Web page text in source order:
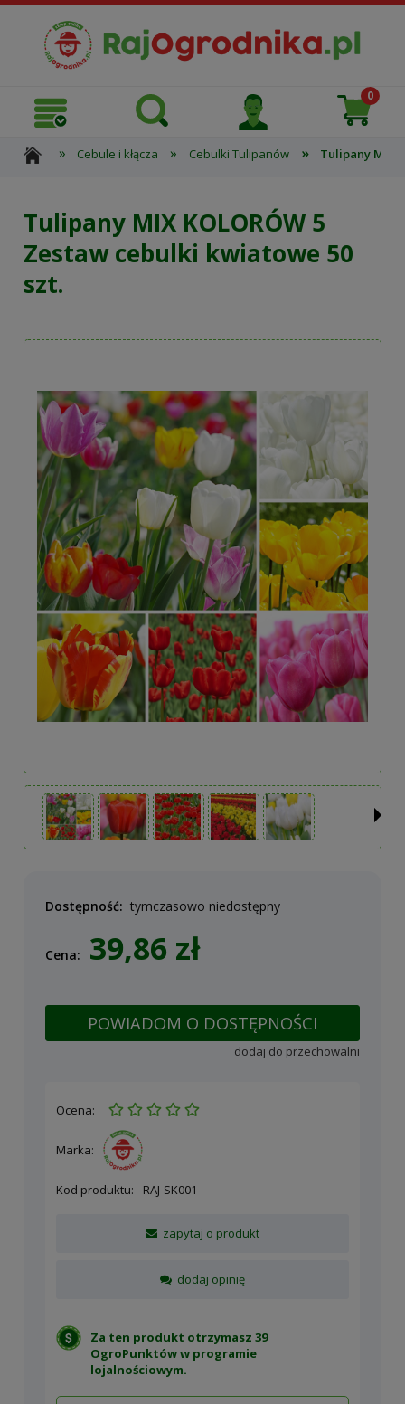
» Cebule i kłącza » Cebulki Tulipanów » Tulipany MIX
Tulipany MIX KOLORÓW 5
Zestaw cebulki kwiatowe 50
szt.
Dostępność: tymczasowo niedostępny
Cena: 39,86 zł
POWIADOM O DOSTĘPNOŚCI
dodaj do przechowalni
Ocena:
Marka:
Kod produktu: RAJ-SK001
zapytaj o produkt
dodaj opinię
Za ten produkt otrzymasz 39
OgroPunktów w programie
lojalnościowym.